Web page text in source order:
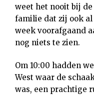
weet het nooit bij
familie dat zij ook al
week voorafgaand
nog niets te zien.
Om 10:00 hadden
West waar de
was, een prachtige